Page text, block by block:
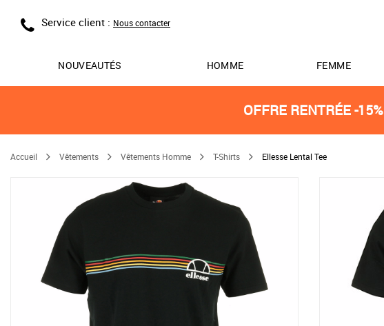
Service client : Nous contacter
NOUVEAUTÉS HOMME FEMME
OFFRE RENTRÉE -15%
Accueil Vêtements Vêtements Homme T-Shirts Ellesse Lental Tee